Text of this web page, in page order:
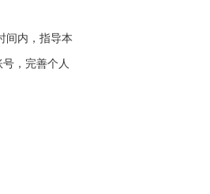
间内，指导本
，完善个人